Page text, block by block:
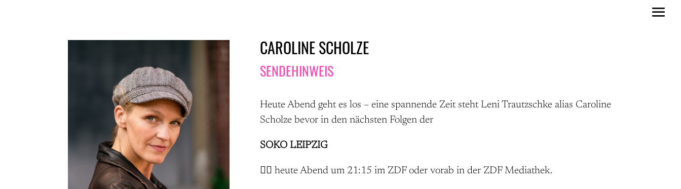
CAROLINE SCHOLZE
SENDEHINWEIS
Heute Abend geht es los – eine spannende Zeit steht Leni Trautzschke alias Caroline
Scholze bevor in den nächsten Folgen der
SOKO LEIPZIG
👉🏼 heute Abend um 21:15 im ZDF oder vorab in der ZDF Mediathek.